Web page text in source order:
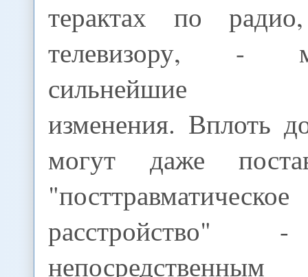
терактах по
телевизору, -
сильнейшие
изменения. Вплоть
могут даже